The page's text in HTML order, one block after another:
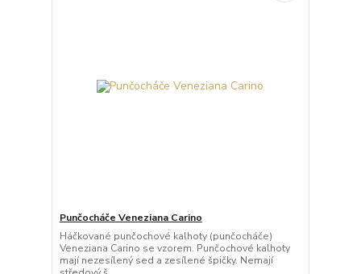
Punčocháče Veneziana Carino
Háčkované punčochové kalhoty (punčocháče)
Veneziana Carino se vzorem. Punčochové kalhoty
mají nezesílený sed a zesílené špičky. Nemají